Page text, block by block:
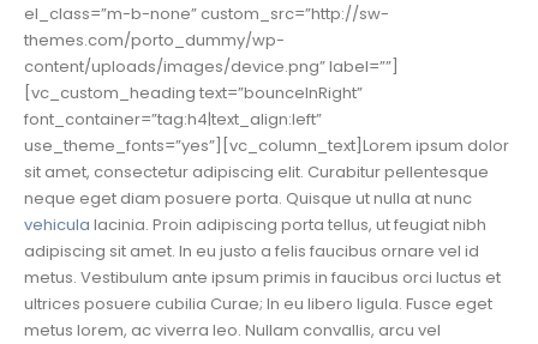
el_class=”m-b-none” custom_src=”http://sw-
themes.com/porto_dummy/wp-
content/uploads/images/device.png” label=””]
[vc_custom_heading text=”bounceInRight”
font_container=”tag:h4|text_align:left”
use_theme_fonts=”yes”][vc_column_text]Lorem ipsum dolor
sit amet, consectetur adipiscing elit. Curabitur pellentesque
neque eget diam posuere porta. Quisque ut nulla at nunc
vehicula lacinia. Proin adipiscing porta tellus, ut feugiat nibh
adipiscing sit amet. In eu justo a felis faucibus ornare vel id
metus. Vestibulum ante ipsum primis in faucibus orci luctus et
ultrices posuere cubilia Curae; In eu libero ligula. Fusce eget
metus lorem, ac viverra leo. Nullam convallis, arcu vel